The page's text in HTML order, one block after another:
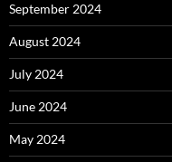
September 2024
August 2024
July 2024
June 2024
May 2024